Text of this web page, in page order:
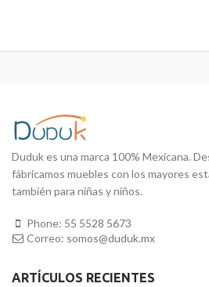
Duduk es una marca 100% Mexicana.
fábricamos muebles con los mayores
también para niñas y niños.
Phone: 55 5528 5673
Correo: somos@duduk.mx
ARTÍCULOS RECIENTES